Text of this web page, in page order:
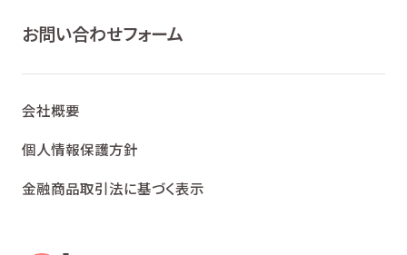
グ及びこれらに付帯・関連する商品・サービスの
当社が取り扱う生命保険、損害保険及びこれら
金融商品仲介業における有価証券・金融商品の
提携会社の金融商品の勧誘・販売、サービスの
お問い合わせフォーム
会社概要
個人情報保護方針
金融商品取引法に基づく表示